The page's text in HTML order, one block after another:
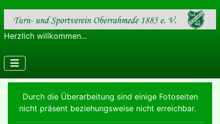
Herzlich willkommen...
Durch die Überarbeitung sind einige Fotoseiten
nicht präsent beziehungsweise nicht erreichbar.